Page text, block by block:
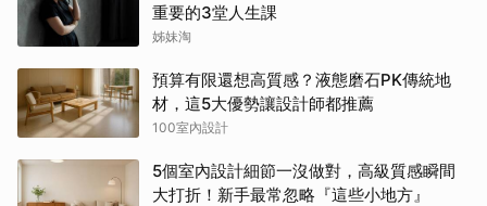
重要的3堂人生課
姊妹淘
預算有限還想高質感？液態磨石PK傳統地
材，這5大優勢讓設計師都推薦
100室內設計
5個室內設計細節一沒做對，高級質感瞬間
大打折！新手最常忽略『這些小地方』